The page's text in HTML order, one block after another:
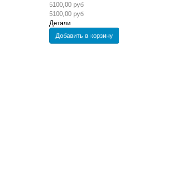
5100,00 руб
5100,00 руб
Детали
Добавить в корзину